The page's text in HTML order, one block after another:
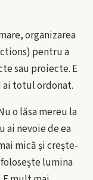
organizarea
pentru a
sau proiecte. E
ai totul ordonat.
o lăsa mereu la
ai nevoie de ea
mică și crește-
lumina